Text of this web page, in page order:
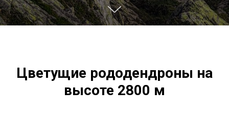
Цветущие рододендроны на
высоте 2800 м